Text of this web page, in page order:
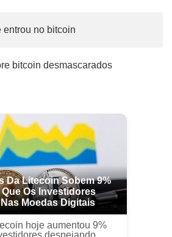
entrou no bitcoin
bitcoin desmascarados
Da Litecoin Sobem 9%
Os Investidores
Nas Moedas Digitais
9%
despejando